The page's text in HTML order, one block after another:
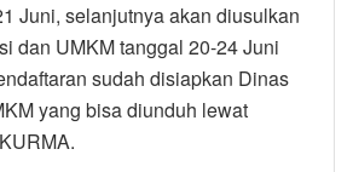
Juni, selanjutnya akan diusulkan
dan UMKM tanggal 20-24 Juni
sudah disiapkan Dinas
yang bisa diunduh lewat